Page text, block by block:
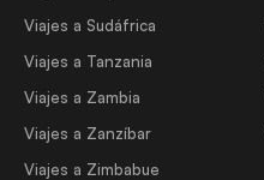
Viajes a Sudáfrica
Viajes a Tanzania
Viajes a Zambia
Viajes a Zanzíbar
Viajes a Zimbabue